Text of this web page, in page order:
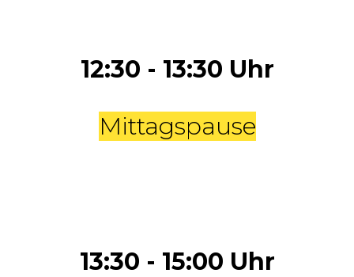
12:30 - 13:30 Uhr
Mittagspause
13:30 - 15:00 Uhr